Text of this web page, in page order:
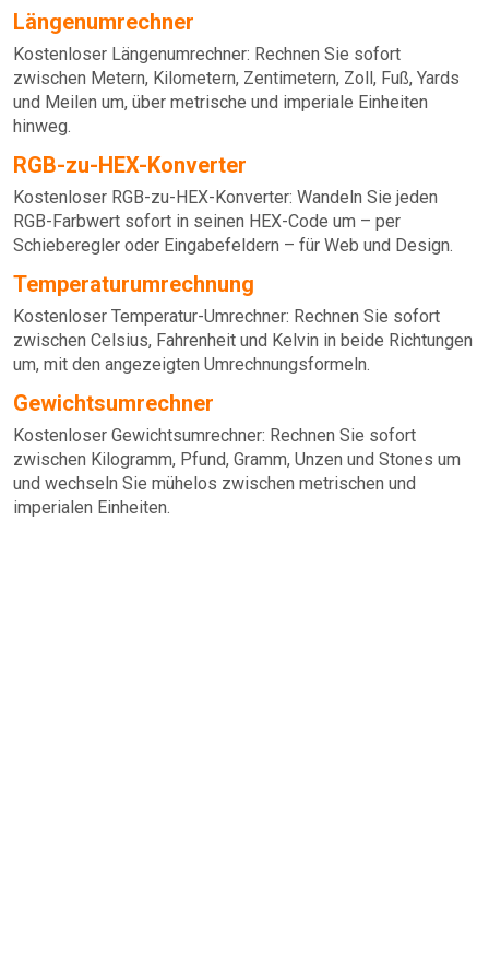
Längenumrechner
Kostenloser Längenumrechner: Rechnen Sie sofort
zwischen Metern, Kilometern, Zentimetern, Zoll, Fuß, Yards
und Meilen um, über metrische und imperiale Einheiten
hinweg.
RGB-zu-HEX-Konverter
Kostenloser RGB-zu-HEX-Konverter: Wandeln Sie jeden
RGB-Farbwert sofort in seinen HEX-Code um – per
Schieberegler oder Eingabefeldern – für Web und Design.
Temperaturumrechnung
Kostenloser Temperatur-Umrechner: Rechnen Sie sofort
zwischen Celsius, Fahrenheit und Kelvin in beide Richtungen
um, mit den angezeigten Umrechnungsformeln.
Gewichtsumrechner
Kostenloser Gewichtsumrechner: Rechnen Sie sofort
zwischen Kilogramm, Pfund, Gramm, Unzen und Stones um
und wechseln Sie mühelos zwischen metrischen und
imperialen Einheiten.